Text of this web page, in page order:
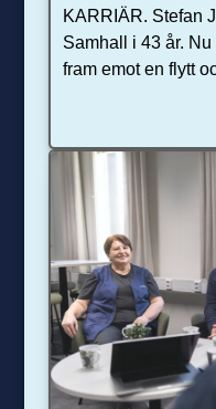
KARRIÄR. Stefan
Samhall i 43 år.
fram emot en flytt